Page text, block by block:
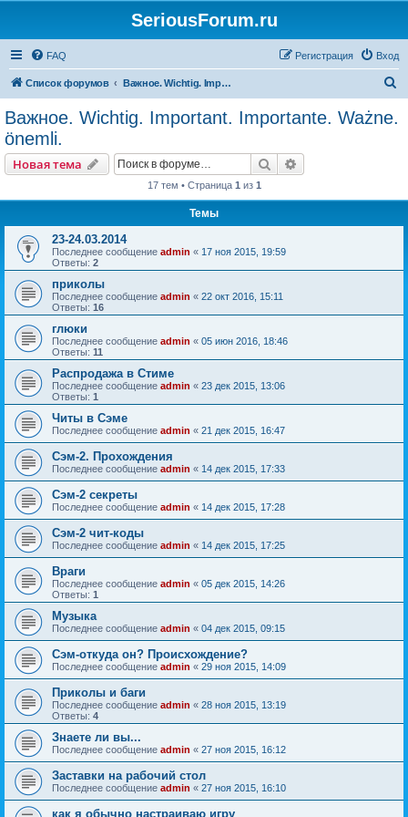
SeriousForum.ru
FAQ Вход
Регистрация
Список форумов Важное. Wichtig. Important. Importante. Ważne. önemli.
Важное. Wichtig. Important. Importante. Ważne.
önemli.
Новая тема Поиск
17 тем • Страница 1 из 1
Темы
23-24.03.2014
Последнее сообщение admin « 17 ноя 2015, 19:59
Ответы: 2
приколы
Последнее сообщение admin « 22 окт 2016, 15:11
Ответы: 16
глюки
Последнее сообщение admin « 05 июн 2016, 18:46
Ответы: 11
Распродажа в Стиме
Последнее сообщение admin « 23 дек 2015, 13:06
Ответы: 1
Читы в Сэме
Последнее сообщение admin « 21 дек 2015, 16:47
Сэм-2. Прохождения
Последнее сообщение admin « 14 дек 2015, 17:33
Сэм-2 секреты
Последнее сообщение admin « 14 дек 2015, 17:28
Сэм-2 чит-коды
Последнее сообщение admin « 14 дек 2015, 17:25
Враги
Последнее сообщение admin « 05 дек 2015, 14:26
Ответы: 1
Музыка
Последнее сообщение admin « 04 дек 2015, 09:15
Сэм-откуда он? Происхождение?
Последнее сообщение admin « 29 ноя 2015, 14:09
Приколы и баги
Последнее сообщение admin « 28 ноя 2015, 13:19
Ответы: 4
Знаете ли вы...
Последнее сообщение admin « 27 ноя 2015, 16:12
Заставки на рабочий стол
Последнее сообщение admin « 27 ноя 2015, 16:10
как я обычно настраиваю игру